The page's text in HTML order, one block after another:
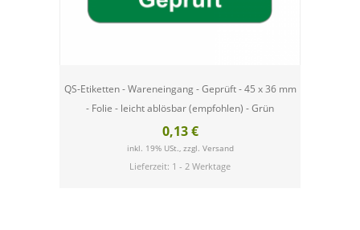
QS-Etiketten - Wareneingang - Geprüft - 45 x 36 mm
- Folie - leicht ablösbar (empfohlen) - Grün
0,13 €
inkl. 19% USt., zzgl. Versand
Lieferzeit: 1 - 2 Werktage